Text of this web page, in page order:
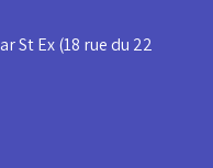
St Ex (18 rue du 22